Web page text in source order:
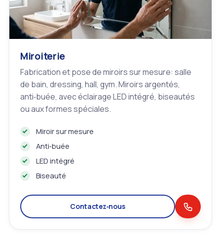
Miroiterie
Fabrication et pose de miroirs sur mesure: salle
de bain, dressing, hall, gym. Miroirs argentés,
anti‑buée, avec éclairage LED intégré, biseautés
ou aux formes spéciales.
Miroir sur mesure
Anti‑buée
LED intégré
Biseauté
Contactez‑nous